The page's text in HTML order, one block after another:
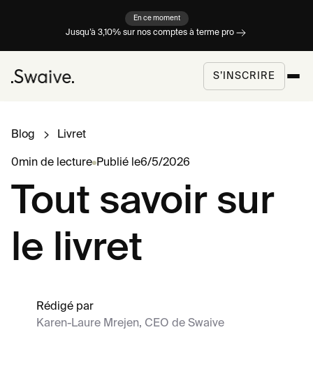
En ce moment
Jusqu’à 3,10% sur nos comptes à terme pro
S’INSCRIRE
Blog Livret
0min de lecture Publié le6/5/2026
Tout savoir sur
le livret
Rédigé par
Karen-Laure Mrejen, CEO de Swaive